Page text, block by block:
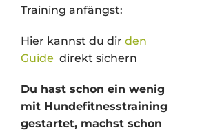
Training anfängst:
Hier kannst du dir den
Guide direkt sichern
Du hast schon ein wenig
mit Hundefitnesstraining
gestartet, machst schon